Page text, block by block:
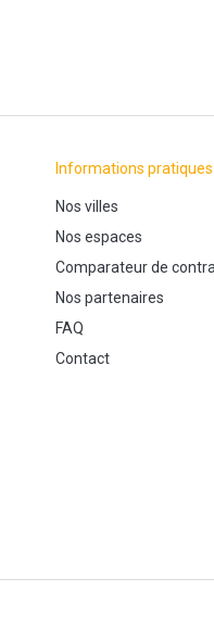
Informations pratiques
Nos villes
Nos espaces
Comparateur de
Nos partenaires
FAQ
Contact